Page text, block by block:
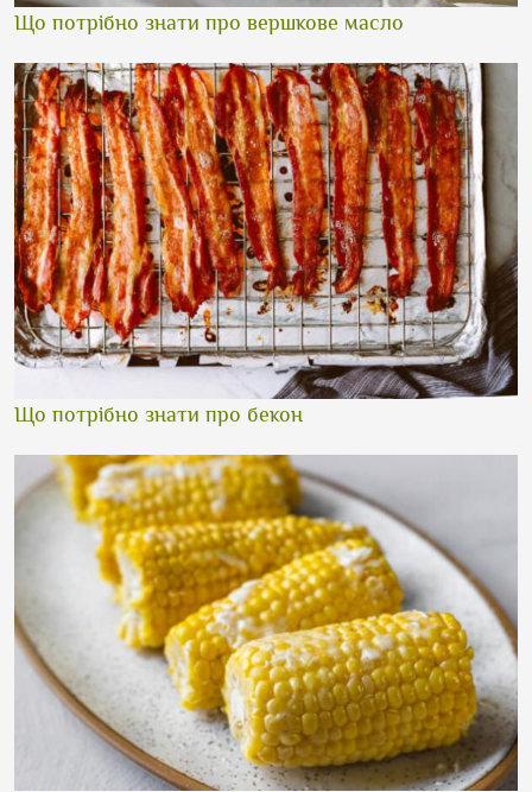
Що потрібно знати про вершкове масло
Що потрібно знати про бекон